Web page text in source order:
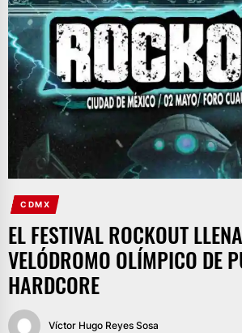
CDMX
EL FESTIVAL ROCKOUT
VELÓDROMO OLÍMPICO DE
HARDCORE
Víctor Hugo Reyes Sosa